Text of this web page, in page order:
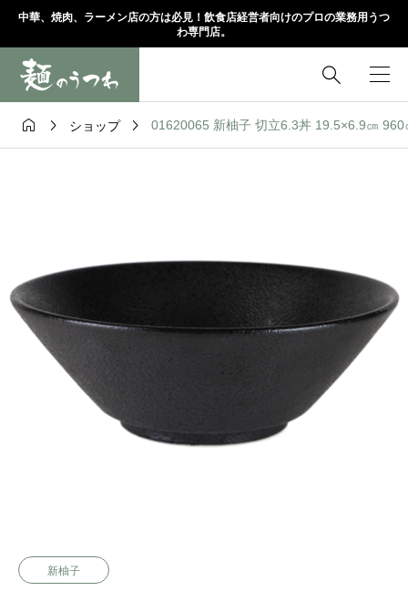
中華、焼肉、ラーメン店の方は必見！飲食店経営者向けのプロの業務用うつ
わ専門店。

  ショップ  01620065 新柚子 切立6.3丼 19.5×6.9㎝ 960
新柚子